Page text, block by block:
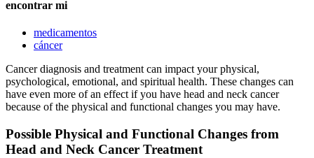
encontrar mi
medicamentos
cáncer
Cancer diagnosis and treatment can impact your physical,
psychological, emotional, and spiritual health. These changes can
have even more of an effect if you have head and neck cancer
because of the physical and functional changes you may have.
Possible Physical and Functional Changes from
Head and Neck Cancer Treatment